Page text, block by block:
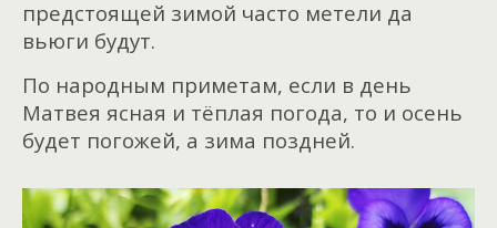
предстоящей зимой часто метели да
вьюги будут.
По народным приметам, если в день
Матвея ясная и тёплая погода, то и осень
будет погожей, а зима поздней.